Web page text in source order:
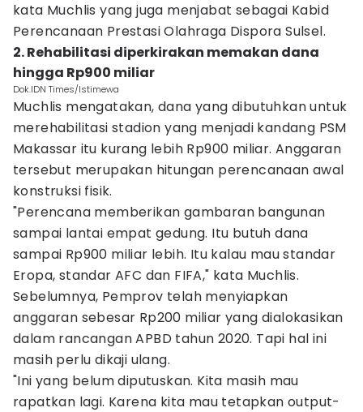
kata Muchlis yang juga menjabat sebagai Kabid
Perencanaan Prestasi Olahraga Dispora Sulsel.
2. Rehabilitasi diperkirakan memakan dana
hingga Rp900 miliar
Dok.IDN Times/Istimewa
Muchlis mengatakan, dana yang dibutuhkan untuk
merehabilitasi stadion yang menjadi kandang PSM
Makassar itu kurang lebih Rp900 miliar. Anggaran
tersebut merupakan hitungan perencanaan awal
konstruksi fisik.
"Perencana memberikan gambaran bangunan
sampai lantai empat gedung. Itu butuh dana
sampai Rp900 miliar lebih. Itu kalau mau standar
Eropa, standar AFC dan FIFA," kata Muchlis.
Sebelumnya, Pemprov telah menyiapkan
anggaran sebesar Rp200 miliar yang dialokasikan
dalam rancangan APBD tahun 2020. Tapi hal ini
masih perlu dikaji ulang.
"Ini yang belum diputuskan. Kita masih mau
rapatkan lagi. Karena kita mau tetapkan output-